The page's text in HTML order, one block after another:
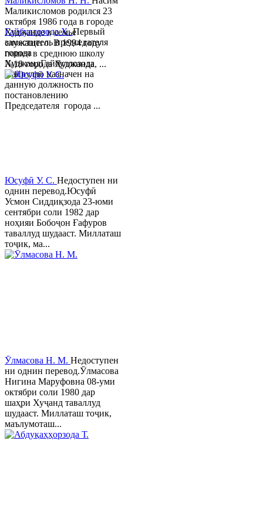
Гайбуллозода Х.Первый
заместитель председателя
города
ХуджандГайбуллозода
Хайрулло назначен на
данную должность по
постановлению
Председателя города ...
Маликисломов родился 23
октября 1986 года в городе
Худжанде в семье
служащего. В 1994 году
пошел в среднюю школу
№18 города Худжанда, ...
Юсуфӣ У. C. Недоступен ни
однин перевод.Юсуфӣ
Усмон Сиддиқзода 23-юми
сентябри соли 1982 дар
ноҳияи Бобоҷон Ғафуров
таваллуд шудааст. Миллаташ
тоҷик, ма...
Ӯлмасова Н. М. Недоступен
ни однин перевод.Ӯлмасова
Нигина Маруфовна 08-уми
октябри соли 1980 дар
шаҳри Хуҷанд таваллуд
шудааст. Миллаташ тоҷик,
маълумоташ...